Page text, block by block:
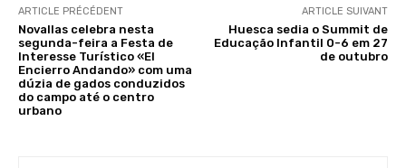
ARTICLE PRÉCÉDENT
Novallas celebra nesta
segunda-feira a Festa de
Interesse Turístico «El
Encierro Andando» com uma
dúzia de gados conduzidos
do campo até o centro
urbano
ARTICLE SUIVANT
Huesca sedia o Summit de
Educação Infantil 0-6 em 27
de outubro